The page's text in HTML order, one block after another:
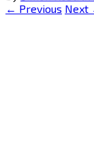
← Previous Next